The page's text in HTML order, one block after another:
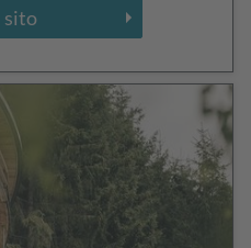
sito